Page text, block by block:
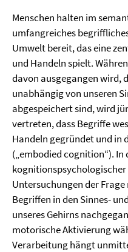
Menschen halten im
umfangreiches
Umwelt bereit, das eine
und Handeln spielt.
davon ausgegangen wird,
unabhängig von unseren
abgespeichert sind, wird
vertreten, dass Begriffe
Handeln gegründet und in
(„embodied cognition“).
Untersuchungen der
Begriffen in den Sinnes-
unseres Gehirns
motorische Aktivierung
Verarbeitung hängt